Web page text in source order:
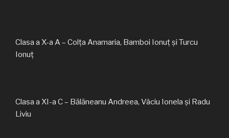
Clasa a X-a A – Colța Anamaria, Bamboi Ionuț și Turcu
Ionuț
Clasa a XI-a C – Bălăneanu Andreea, Vâciu Ionela și Radu
Liviu